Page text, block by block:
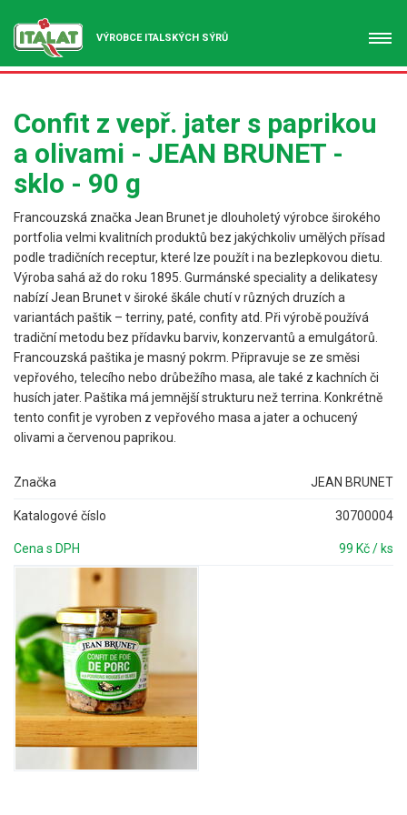
VÝROBCE ITALSKÝCH SÝRŮ
Confit z vepř. jater s paprikou
a olivami - JEAN BRUNET -
sklo - 90 g
Francouzská značka Jean Brunet je dlouholetý výrobce širokého
portfolia velmi kvalitních produktů bez jakýchkoliv umělých přísad
podle tradičních receptur, které lze použít i na bezlepkovou dietu.
Výroba sahá až do roku 1895. Gurmánské speciality a delikatesy
nabízí Jean Brunet v široké škále chutí v různých druzích a
variantách paštik – terriny, paté, confity atd. Při výrobě používá
tradiční metodu bez přídavku barviv, konzervantů a emulgátorů.
Francouzská paštika je masný pokrm. Připravuje se ze směsi
vepřového, telecího nebo drůbežího masa, ale také z kachních či
husích jater. Paštika má jemnější strukturu než terrina. Konkrétně
tento confit je vyroben z vepřového masa a jater a ochucený
olivami a červenou paprikou.
Značka JEAN BRUNET
Katalogové číslo 30700004
Cena s DPH 99 Kč / ks